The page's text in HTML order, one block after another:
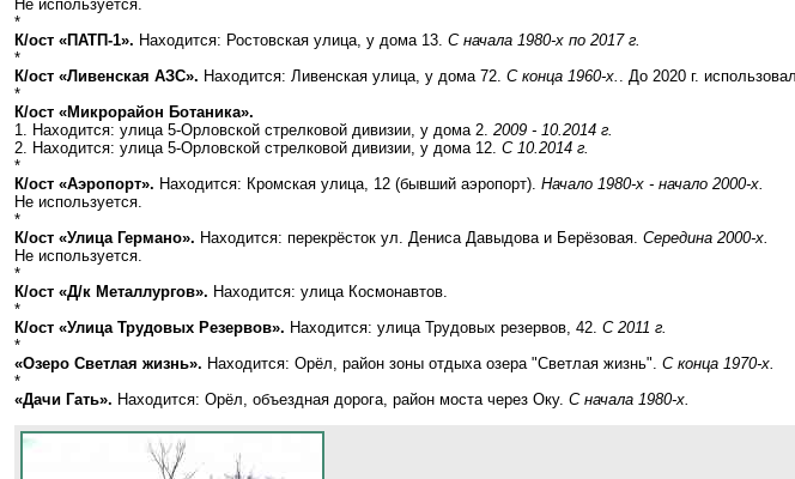
Не используется.
*
К/ост «ПАТП-1». Находится: Ростовская улица, у дома 13. С начала 1980-х по 2017 г.
*
К/ост «Ливенская АЗС». Находится: Ливенская улица, у дома 72. С конца 1960-х. . До 2020 г.
*
К/ост «Микрорайон Ботаника».
1. Находится: улица 5-Орловской стрелковой дивизии, у дома 2. 2009 - 10.2014 г.
2. Находится: улица 5-Орловской стрелковой дивизии, у дома 12. С 10.2014 г.
*
К/ост «Аэропорт». Находится: Кромская улица, 12 (бывший аэропорт). Начало 1980-х - начало 2000-х.
Не используется.
*
К/ост «Улица Германо». Находится: перекрёсток ул. Дениса Давыдова и Берёзовая. Середина 2000-х.
Не используется.
*
К/ост «Д/к Металлургов». Находится: улица Космонавтов.
*
К/ост «Улица Трудовых Резервов». Находится: улица Трудовых резервов, 42. С 2011 г.
*
«Озеро Светлая жизнь». Находится: Орёл, район зоны отдыха озера "Светлая жизнь". С конца 1970-х.
*
«Дачи Гать». Находится: Орёл, объездная дорога, район моста через Оку. С начала 1980-х.